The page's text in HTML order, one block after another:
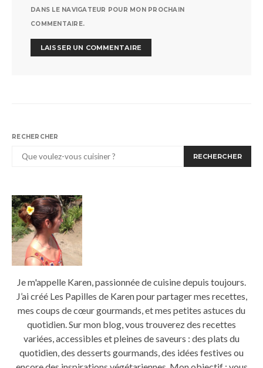
DANS LE NAVIGATEUR POUR MON PROCHAIN
COMMENTAIRE.
RECHERCHER
RECHERCHER
Je m'appelle Karen, passionnée de cuisine depuis toujours.
J’ai créé Les Papilles de Karen pour partager mes recettes,
mes coups de cœur gourmands, et mes petites astuces du
quotidien. Sur mon blog, vous trouverez des recettes
variées, accessibles et pleines de saveurs : des plats du
quotidien, des desserts gourmands, des idées festives ou